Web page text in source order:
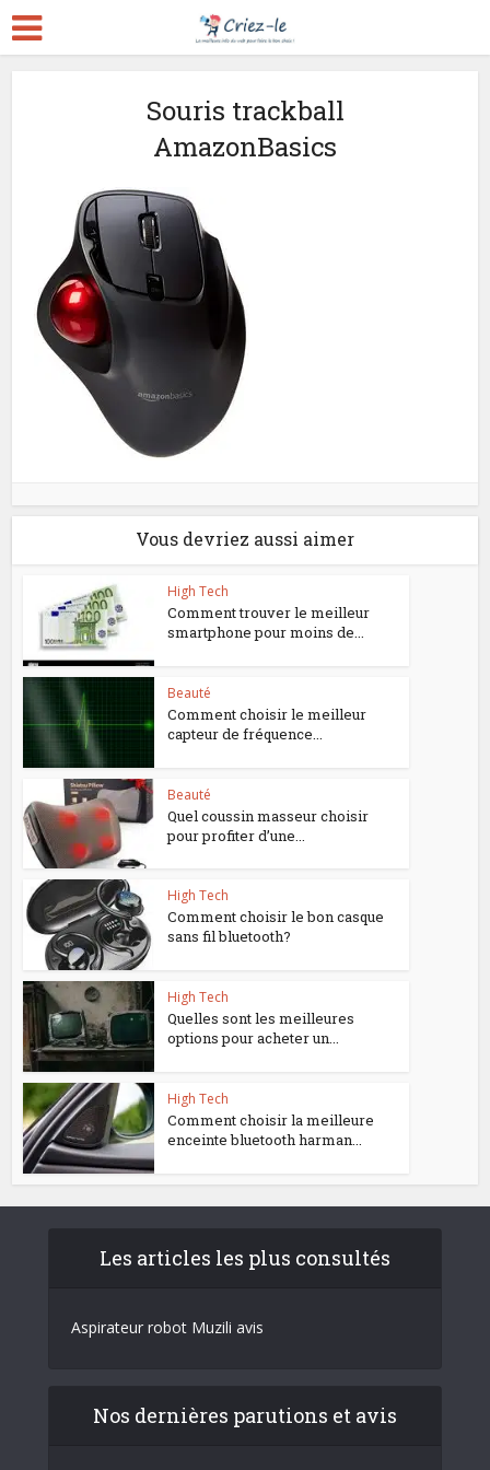
Souris trackball
AmazonBasics
Vous devriez aussi aimer
High Tech
Comment trouver le meilleur
smartphone pour moins de...
Beauté
Comment choisir le meilleur
capteur de fréquence...
Beauté
Quel coussin masseur choisir
pour profiter d’une...
High Tech
Comment choisir le bon casque
sans fil bluetooth?
High Tech
Quelles sont les meilleures
options pour acheter un...
High Tech
Comment choisir la meilleure
enceinte bluetooth harman...
Les articles les plus consultés
Aspirateur robot Muzili avis
Nos dernières parutions et avis